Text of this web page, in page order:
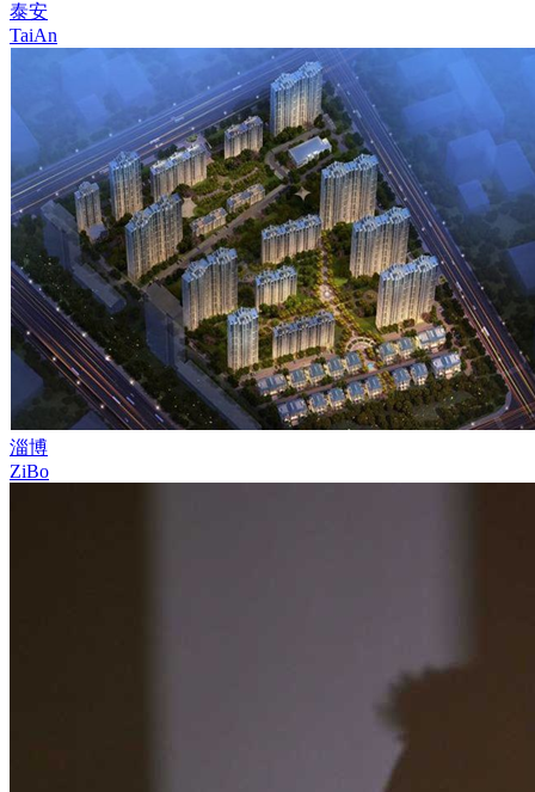
泰安
TaiAn
淄博
ZiBo